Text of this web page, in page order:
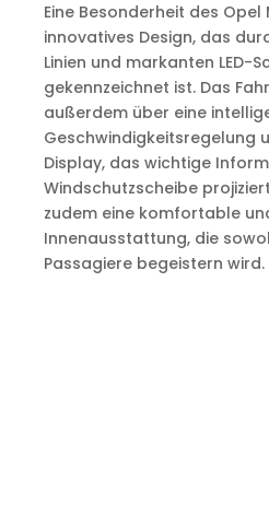
Eine Besonderheit des
innovatives Design, das
Linien und markanten LED-
gekennzeichnet ist. Das
außerdem über eine
Geschwindigkeitsregelung
Display, das wichtige
Windschutzscheibe
zudem eine komfortable
Innenausstattung, die
Passagiere begeistern wird.